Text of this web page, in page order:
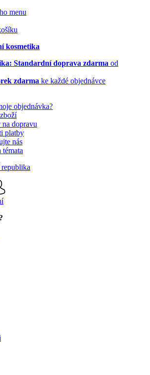
menu
kosmetika
Standardní doprava zdarma od
zdarma ke každé objednávce
objednávka?
dopravu
platby
nás
témata